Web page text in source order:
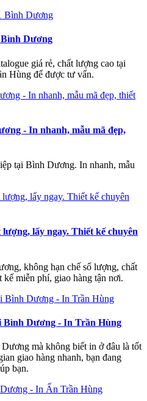
Dương
giá rẻ, chất lượng cao tại
Hùng để được tư vấn.
- In nhanh, mẫu mã đẹp,
tại Bình Dương. In nhanh, mẫu
lấy ngay. Thiết kế chuyên
không hạn chế số lượng, chất
miễn phí, giao hàng tận nơi.
Bình Dương - In Trần Hùng
mà không biết in ở đâu là tốt
giao hàng nhanh, bạn đang
bạn.